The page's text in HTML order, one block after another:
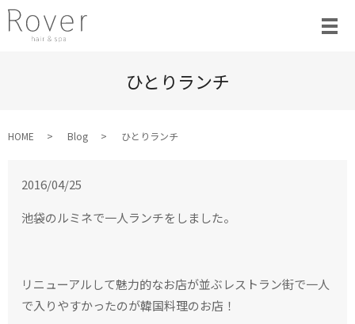
ひとりランチ
HOME Blog ひとりランチ
2016/04/25
池袋のルミネで一人ランチをしました。
リニューアルして魅力的なお店が並ぶレストラン街で一人
で入りやすかったのが韓国料理のお店！